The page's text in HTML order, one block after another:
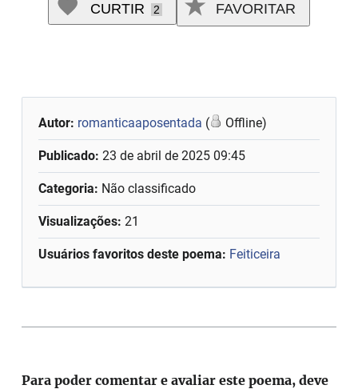
CURTIR 2 FAVORITAR
Autor: romanticaaposentada ( Offline)
Publicado:23 de abril de 2025 09:45
Categoria: Não classificado
Visualizações: 21
Usuários favoritos deste poema: Feiticeira
Para poder comentar e avaliar este poema, deve